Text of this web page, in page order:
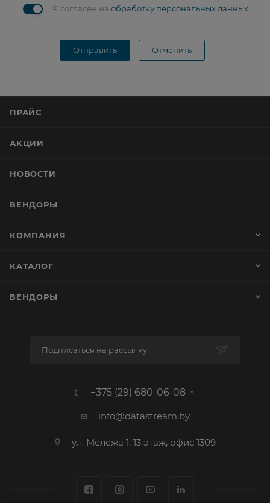
Я согласен на обработку персональных данных
Отправить Отменить
ПРАЙС
АКЦИИ
НОВОСТИ
ВЕНДОРЫ
КОМПАНИЯ
КАТАЛОГ
ВЕНДОРЫ
Подписаться на рассылку
+375 (29) 680-06-08
info@datastream.by
ул. Мележа 1, 13 этаж, офис 1309